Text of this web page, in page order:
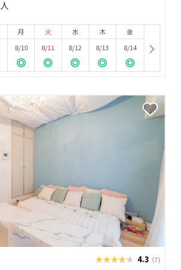
月
8/10
火
8/11
水
8/12
木
8/13
金
8/14
★★★★★
★★★★★ 4.3 (7)